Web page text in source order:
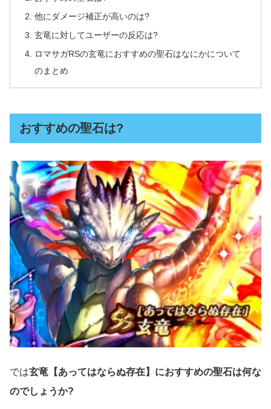
他にダメージ補正が高いのは?
玄竜に対してユーザーの反応は?
ロマサガRSの玄竜におすすめの聖石はなにかについて
のまとめ
おすすめの聖石は?
では玄竜【あってはならぬ存在】におすすめの聖石は何な
のでしょうか?